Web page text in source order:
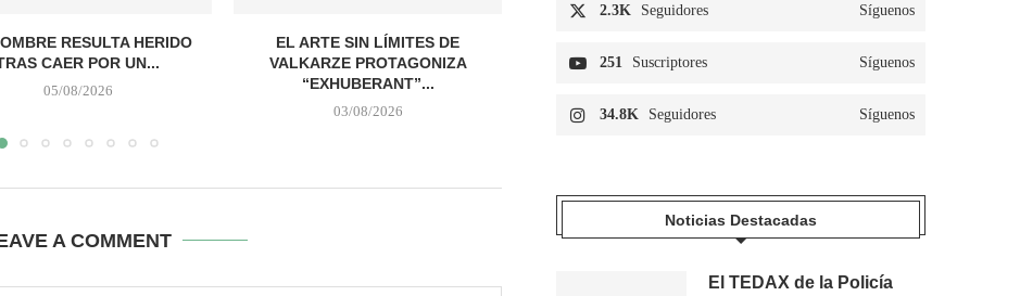
RESULTA HERIDO
CAER POR UN...
05/08/2026
EL ARTE SIN LÍMITES DE
VALKARZE PROTAGONIZA
“EXHUBERANT”...
03/08/2026
MENORES DE...
RESTOS HUMANOS EN
A COMMENT
2.3K Seguidores Síguenos
251 Suscriptores Síguenos
34.8K Seguidores Síguenos
Noticias Destacadas
El TEDAX de la Policía